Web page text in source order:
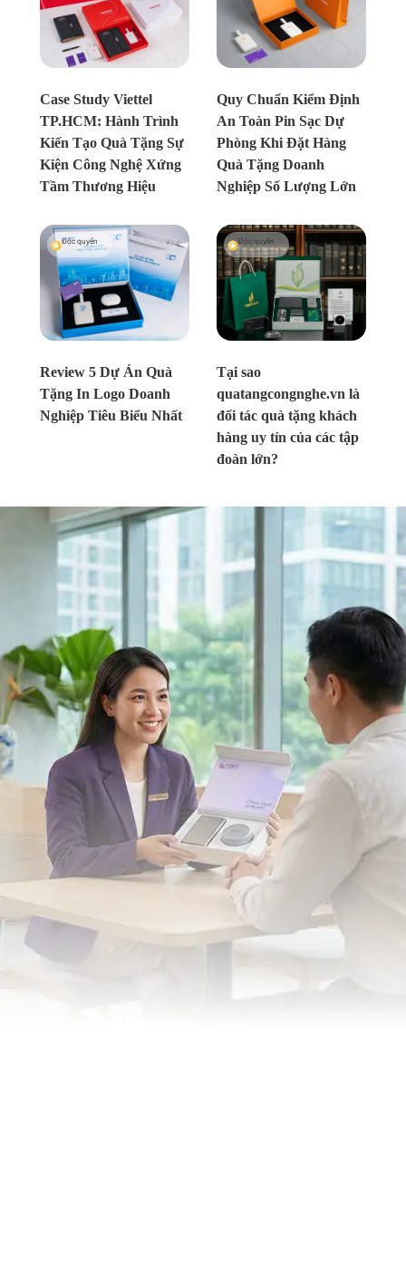
Case Study Viettel
TP.HCM: Hành Trình
Kiến Tạo Quà Tặng Sự
Kiện Công Nghệ Xứng
Tầm Thương Hiệu
Quy Chuẩn Kiểm Định
An Toàn Pin Sạc Dự
Phòng Khi Đặt Hàng
Quà Tặng Doanh
Nghiệp Số Lượng Lớn
Review 5 Dự Án Quà
Tặng In Logo Doanh
Nghiệp Tiêu Biểu Nhất
Độc quyền
Tại sao
quatangcongnghe.vn là
đối tác quà tặng khách
hàng uy tín của các tập
đoàn lớn?
Độc quyền